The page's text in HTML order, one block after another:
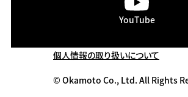
YouTube
個人情報の取り扱いについて
© Okamoto Co., Ltd. All Rights